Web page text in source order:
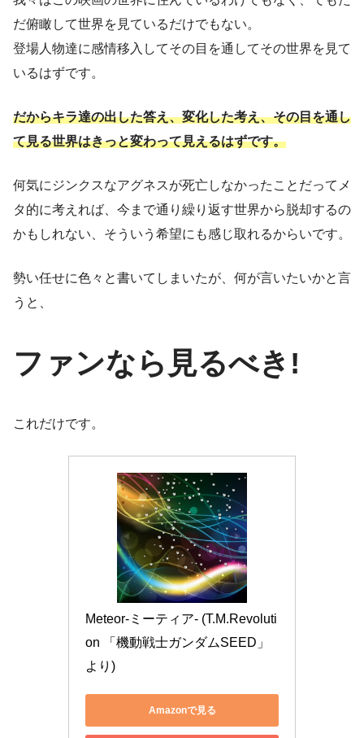
だ俯瞰して世界を見ているだけでもない。
登場人物達に感情移入してその目を通してその世界を見て
いるはずです。
だからキラ達の出した答え、変化した考え、その目を通し
て見る世界はきっと変わって見えるはずです。
何気にジンクスなアグネスが死亡しなかったことだってメ
タ的に考えれば、今まで通り繰り返す世界から脱却するの
かもしれない、そういう希望にも感じ取れるからいです。
勢い任せに色々と書いてしまいたが、何が言いたいかと言
うと、
ファンなら見るべき!
これだけです。
Meteor-ミーティア- (T.M.Revoluti
on 「機動戦士ガンダムSEED」
より)
Amazonで見る